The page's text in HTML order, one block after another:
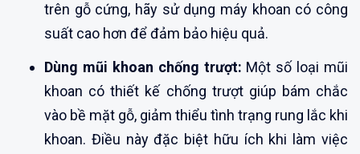
trên gỗ cứng, hãy sử dụng máy khoan có công
suất cao hơn để đảm bảo hiệu quả.
Dùng mũi khoan chống trượt: Một số loại mũi
khoan có thiết kế chống trượt giúp bám chắc
vào bề mặt gỗ, giảm thiểu tình trạng rung lắc khi
khoan. Điều này đặc biệt hữu ích khi làm việc